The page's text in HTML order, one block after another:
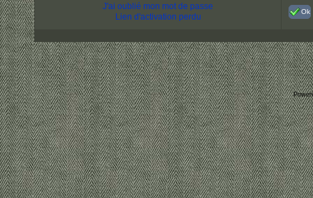
J'ai oublié mon mot de passe
Lien d'activation perdu
Ok